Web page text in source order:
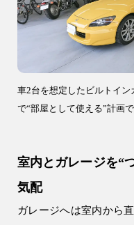
車2台を想定したビルトイ
で“部屋として使える”計画で
室内とガレージを“
気配
ガレージへは室内から